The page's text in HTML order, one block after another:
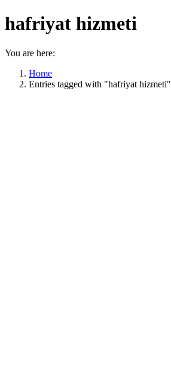
hafriyat hizmeti
You are here:
Home
Entries tagged with "hafriyat hizmeti"